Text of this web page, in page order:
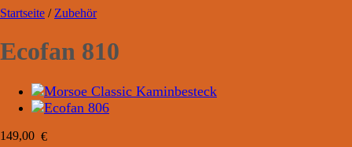
Startseite / Zubehör
Ecofan 810
149,00 €